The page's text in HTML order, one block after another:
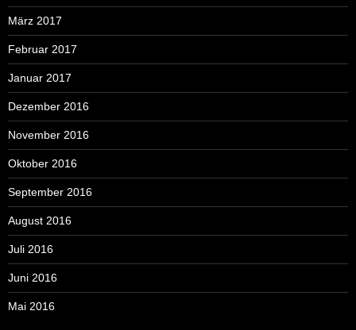
März 2017
Februar 2017
Januar 2017
Dezember 2016
November 2016
Oktober 2016
September 2016
August 2016
Juli 2016
Juni 2016
Mai 2016